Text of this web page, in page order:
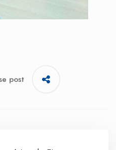
post